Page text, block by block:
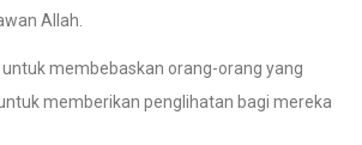
Allah.
membebaskan orang-orang yang
memberikan penglihatan bagi mereka